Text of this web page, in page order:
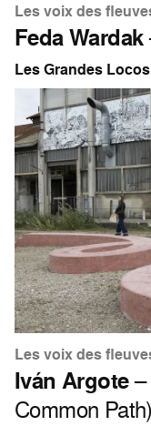
Les voix des
Feda Wardak
Les Grandes Locos
Les voix des
Iván Argote–
Common